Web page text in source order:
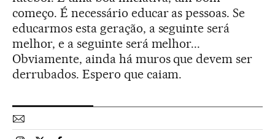
começo. É necessário educar as pessoas. Se
educarmos esta geração, a seguinte será
melhor, e a seguinte será melhor...
Obviamente, ainda há muros que devem ser
derrubados. Espero que caiam.